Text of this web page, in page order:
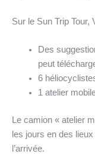
Sur le Sun Trip Tour,
Des
peut
6
1 atelier
Le camion « atelier
les jours en des
l’arrivée.